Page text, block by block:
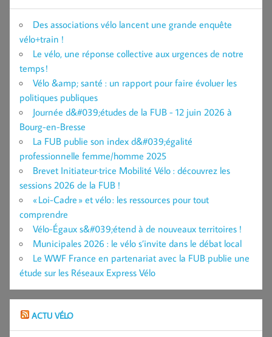
Des associations vélo lancent une grande enquête
vélo+train !
Le vélo, une réponse collective aux urgences de notre
temps !
Vélo &amp; santé : un rapport pour faire évoluer les
politiques publiques
Journée d&#039;études de la FUB - 12 juin 2026 à
Bourg-en-Bresse
La FUB publie son index d&#039;égalité
professionnelle femme/homme 2025
Brevet Initiateur·trice Mobilité Vélo : découvrez les
sessions 2026 de la FUB !
« Loi-Cadre » et vélo : les ressources pour tout
comprendre
Vélo-Égaux s&#039;étend à de nouveaux territoires !
Municipales 2026 : le vélo s’invite dans le débat local
Le WWF France en partenariat avec la FUB publie une
étude sur les Réseaux Express Vélo
ACTU VÉLO